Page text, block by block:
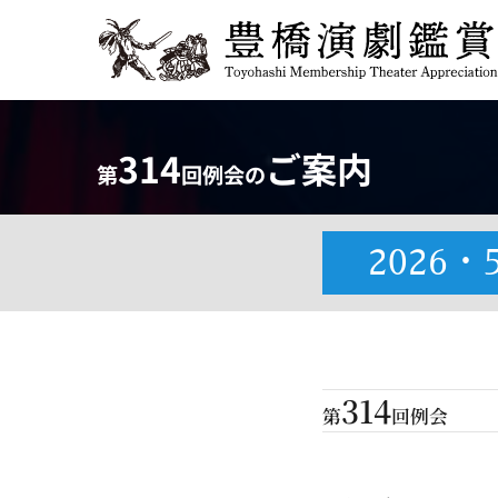
第314回例会のご案内
2026・
第314回例会